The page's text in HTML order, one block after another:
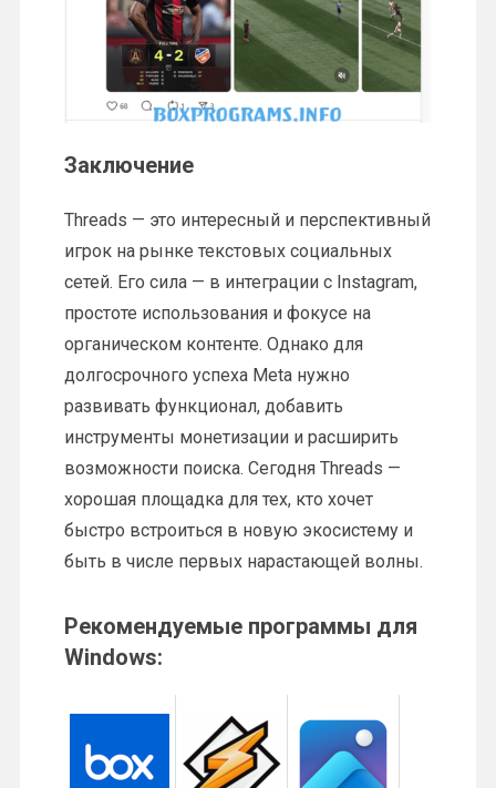
Заключение
Threads — это интересный и перспективный
игрок на рынке текстовых социальных
сетей. Его сила — в интеграции с Instagram,
простоте использования и фокусе на
органическом контенте. Однако для
долгосрочного успеха Meta нужно
развивать функционал, добавить
инструменты монетизации и расширить
возможности поиска. Сегодня Threads —
хорошая площадка для тех, кто хочет
быстро встроиться в новую экосистему и
быть в числе первых нарастающей волны.
Рекомендуемые программы для
Windows: